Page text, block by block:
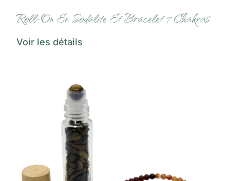
Roll-On En Sodalite Et Bracelet 7 Chakras
Voir les détails